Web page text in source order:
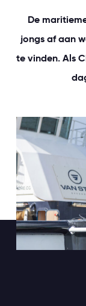
De
jongs af aan
te vinden. Als